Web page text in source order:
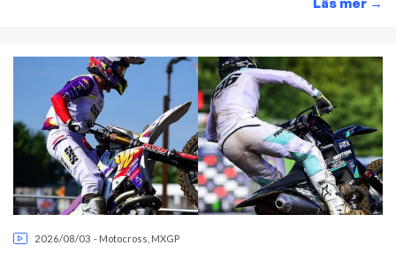
→
2026/08/03 - Motocross MXGP